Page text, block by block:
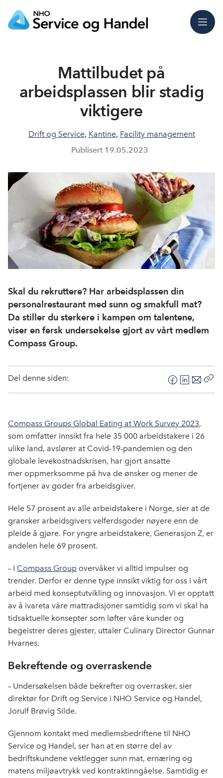
Meny
Mattilbudet på
arbeidsplassen blir stadig
viktigere
Drift og Service, Kantine, Facility management
Publisert 19.05.2023
Skal du rekruttere? Har arbeidsplassen din
personalrestaurant med sunn og smakfull mat?
Da stiller du sterkere i kampen om talentene,
viser en fersk undersøkelse gjort av vårt medlem
Compass Group.
Del denne siden:
F
a
e
b
L
i
k
e
d
E
-
o
s
Compass Groups Global Eating at Work Survey 2023,
som omfatter innsikt fra hele 35 000 arbeidstakere i 26
ulike land, avslører at Covid-19-pandemien og den
globale levekostnadskrisen, har gjort ansatte
mer oppmerksomme på hva de ønsker og mener de
fortjener av goder fra arbeidsgiver.
Hele 57 prosent av alle arbeidstakere i Norge, sier at de
gransker arbeidsgivers velferdsgoder nøyere enn de
pleide å gjøre. For yngre arbeidstakere, Generasjon Z, er
andelen hele 69 prosent.
– I Compass Group overvåker vi alltid impulser og
trender. Derfor er denne type innsikt viktig for oss i vårt
arbeid med konseptutvikling og innovasjon. Vi er opptatt
av å ivareta våre mattradisjoner samtidig som vi skal ha
tidsaktuelle konsepter som løfter våre kunder og
begeistrer deres gjester, uttaler Culinary Director Gunnar
Hvarnes.
Bekreftende og overraskende
– Undersøkelsen både bekrefter og overrasker, sier
direktør for Drift og Service i NHO Service og Handel,
Jorulf Brøvig Silde.
Gjennom kontakt med medlemsbedriftene til NHO
Service og Handel, ser han at en større del av
bedriftskundene vektlegger sunn mat, ernæring og
matens miljøavtrykk ved kontraktinngåelse. Samtidig er